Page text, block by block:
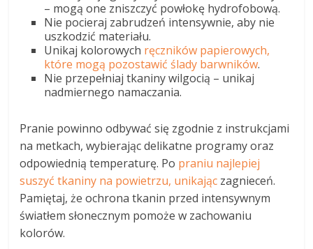
– mogą one zniszczyć powłokę hydrofobową.
Nie pocieraj zabrudzeń intensywnie, aby nie
uszkodzić materiału.
Unikaj kolorowych ręczników papierowych,
które mogą pozostawić ślady barwników.
Nie przepełniaj tkaniny wilgocią – unikaj
nadmiernego namaczania.
Pranie powinno odbywać się zgodnie z instrukcjami
na metkach, wybierając delikatne programy oraz
odpowiednią temperaturę. Po praniu najlepiej
suszyć tkaniny na powietrzu, unikając zagnieceń.
Pamiętaj, że ochrona tkanin przed intensywnym
światłem słonecznym pomoże w zachowaniu
kolorów.